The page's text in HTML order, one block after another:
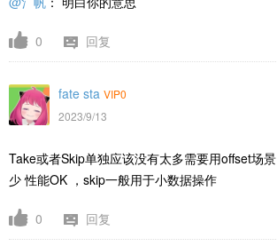
0 回复
fate sta VIP0
2023/9/13
Take或者Skip单独应该没有太多需要用offset场
少 性能OK ，skip一般用于小数据操作
0 回复